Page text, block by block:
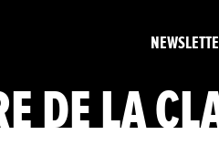
DE LA